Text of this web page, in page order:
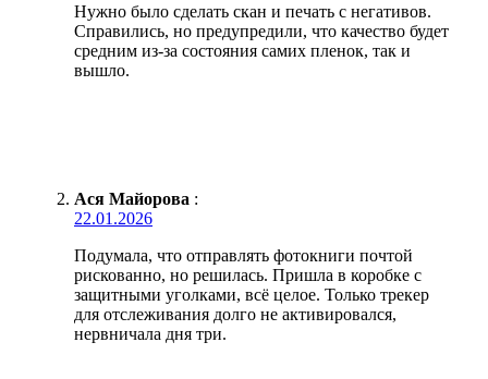
Нужно было сделать скан и печать с негативов.
Справились, но предупредили, что качество будет
средним из-за состояния самих пленок, так и
вышло.
Ася Майорова :
22.01.2026
Подумала, что отправлять фотокниги почтой
рискованно, но решилась. Пришла в коробке с
защитными уголками, всё целое. Только трекер
для отслеживания долго не активировался,
нервничала дня три.